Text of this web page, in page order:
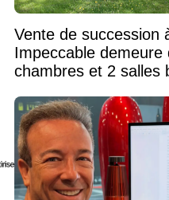
Vente de succession
Impeccable demeure
chambres et 2 salles